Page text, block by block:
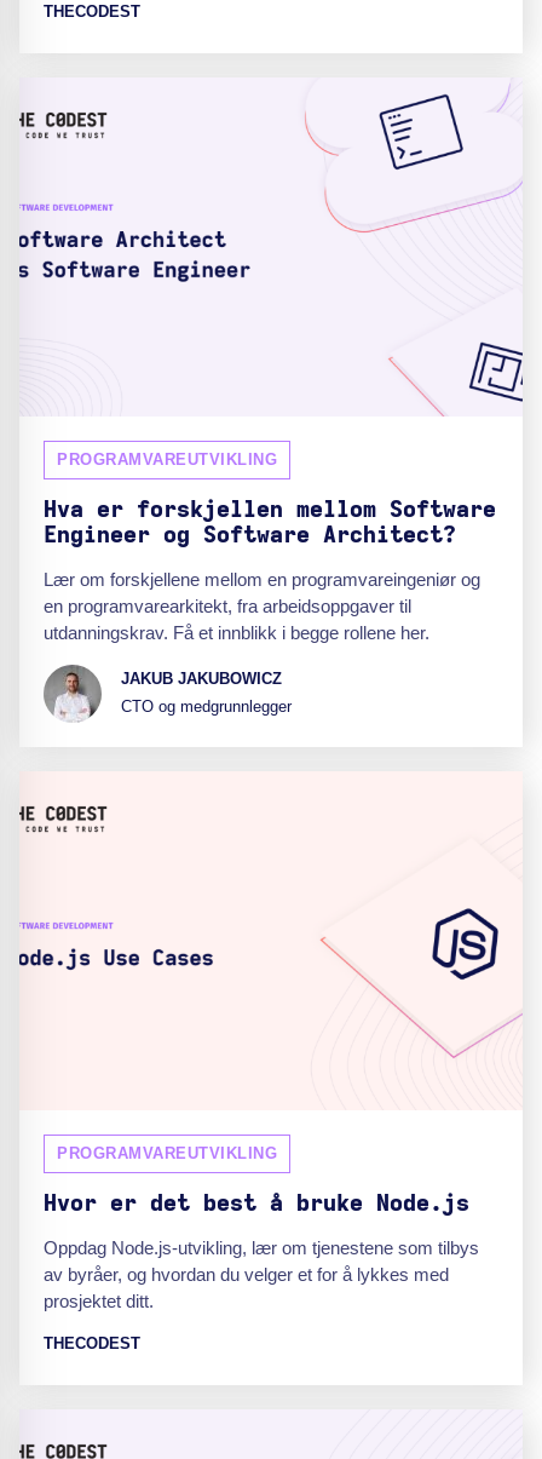
THECODEST
PROGRAMVAREUTVIKLING
Hva er forskjellen mellom Software
Engineer og Software Architect?
Lær om forskjellene mellom en programvareingeniør og
en programvarearkitekt, fra arbeidsoppgaver til
utdanningskrav. Få et innblikk i begge rollene her.
JAKUB JAKUBOWICZ
CTO og medgrunnlegger
PROGRAMVAREUTVIKLING
Hvor er det best å bruke Node.js
Oppdag Node.js-utvikling, lær om tjenestene som tilbys
av byråer, og hvordan du velger et for å lykkes med
prosjektet ditt.
THECODEST